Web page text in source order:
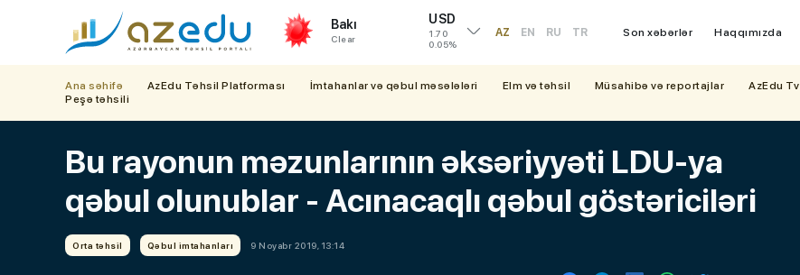
Bakı
Clear
USD
1.70
0.05%
AZ EN RU TR Son xəbərlər Haqqımızda
Ana səhifə AzEdu Təhsil Platforması İmtahanlar və qəbul məsələləri Elm və təhsil Müsahibə və reportajlar AzEdu Tv
Peşə təhsili
Bu rayonun məzunlarının əksəriyyəti LDU-ya
qəbul olunublar - Acınacaqlı qəbul göstəriciləri
Orta təhsil Qəbul imtahanları 9 Noyabr 2019, 13:14